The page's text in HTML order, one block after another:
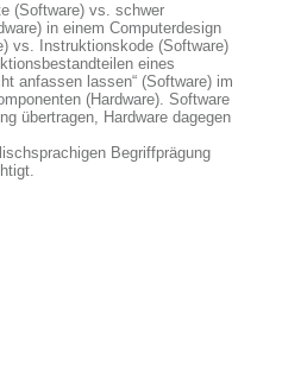
(Software) vs. schwer
in einem Computerdesign
vs. Instruktionskode (Software)
eines
anfassen lassen“ (Software) im
(Hardware). Software
übertragen, Hardware dagegen
Begriffprägung